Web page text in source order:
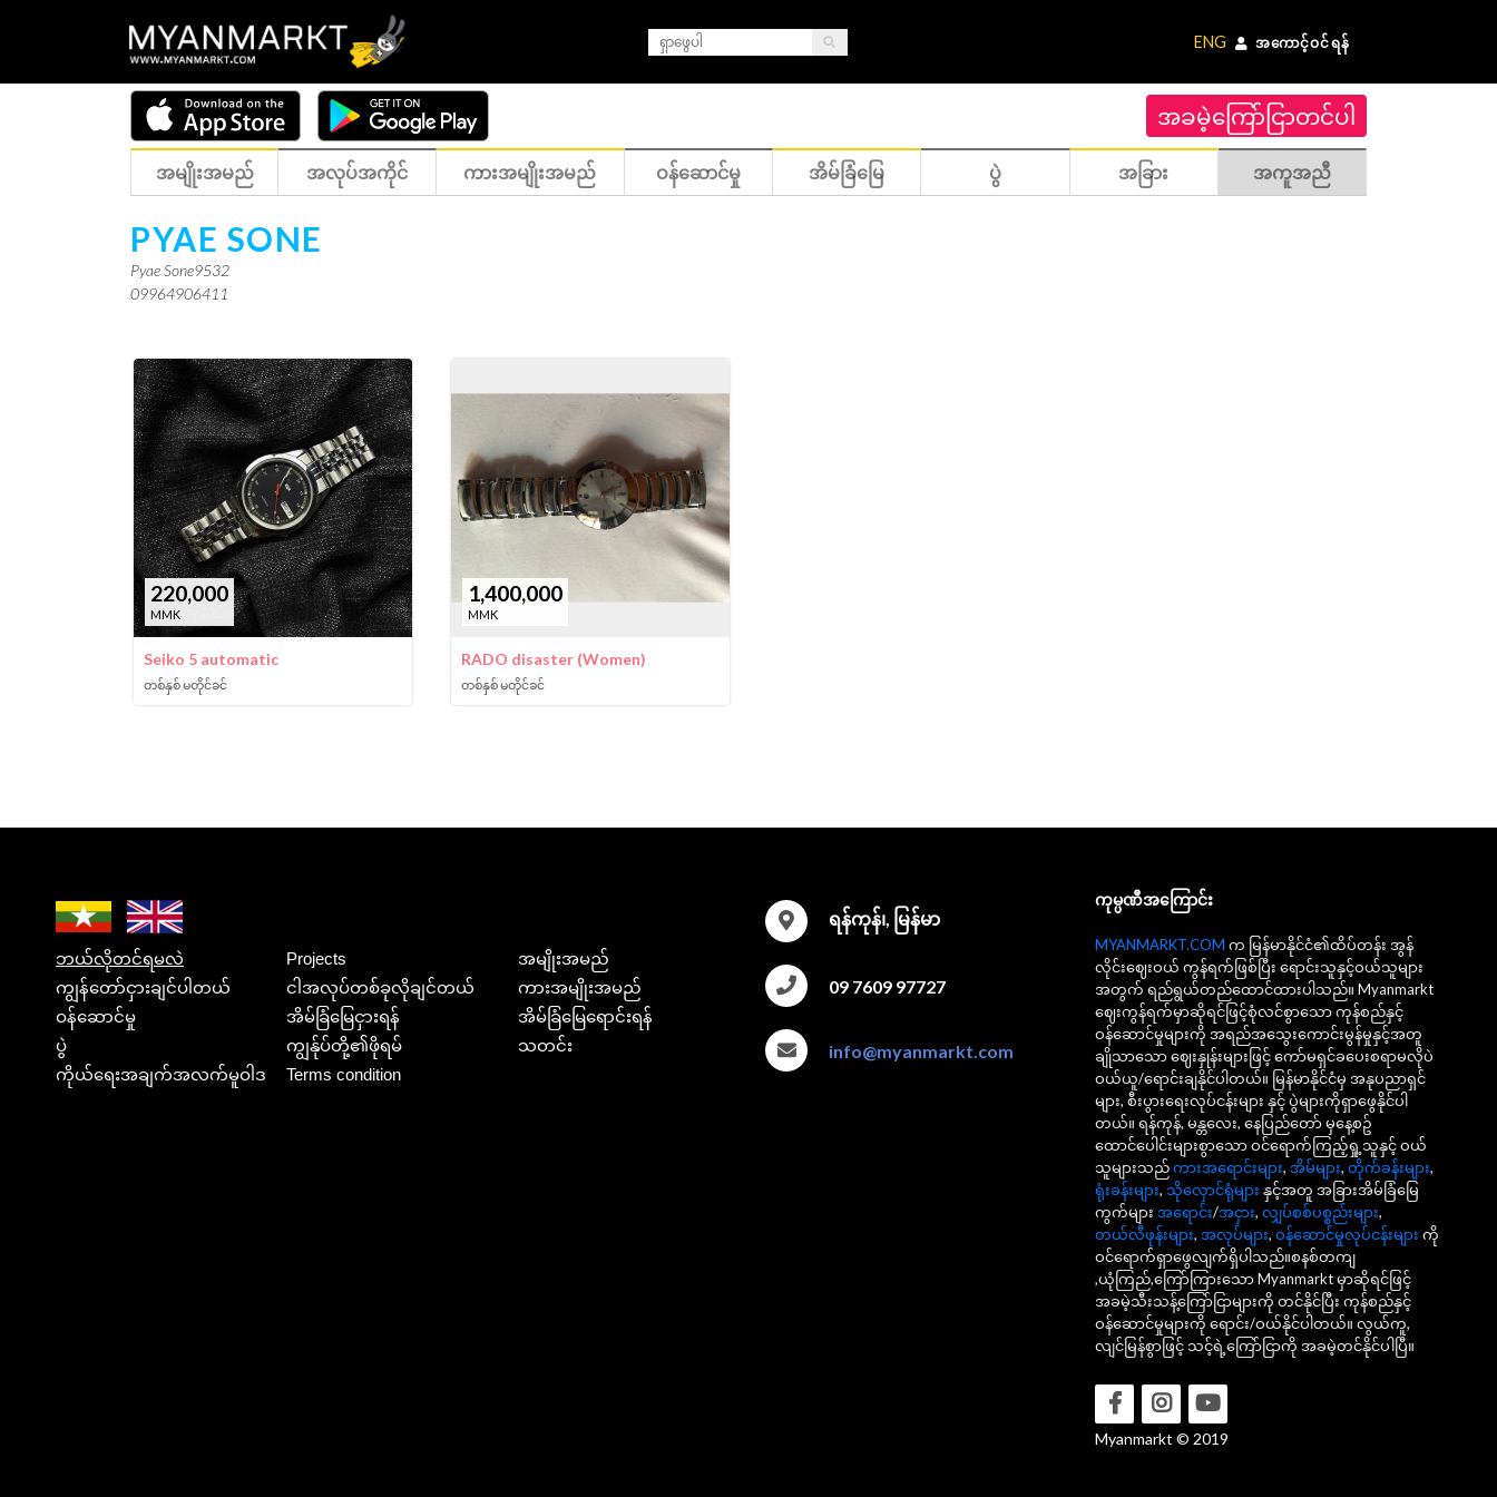
ENG အကောင့်ဝင်ရန်
အခမဲ့ကြော်ငြာတင်ပါ
အမျိုးအမည် အလုပ်အကိုင် ကားအမျိုးအမည် ဝန်ဆောင်မှု အိမ်ခြံမြေ ပွဲ အခြား အကူအညီ
PYAE SONE
Pyae Sone9532
09964906411
220,000
MMK
Seiko 5 automatic
တစ်နှစ် မတိုင်ခင်
1,400,000
MMK
RADO disaster (Women)
တစ်နှစ် မတိုင်ခင်
ဘယ်လိုတင်ရမလဲ Projects
အမျိုးအမည်
ကျွန်တော်ငှားချင်ပါတယ်
ငါအလုပ်တစ်ခုလိုချင်တယ်
ကားအမျိုးအမည်
ဝန်ဆောင်မှု
အိမ်ခြံမြေငှားရန်
အိမ်ခြံမြေရောင်းရန်
ပွဲ
ကျွန်ုပ်တို့၏ဖိုရမ်
သတင်း
ကိုယ်ရေးအချက်အလက်မူဝါဒ
Terms condition
ရန်ကုန်၊, မြန်မာ
09 7609 97727
info@myanmarkt.com
ကုမ္ပဏီအကြောင်း
MYANMARKT.COM က မြန်မာနိုင်ငံ၏ထိပ်တန်း အွန်
လိုင်းဈေးဝယ် ကွန်ရက်ဖြစ်ပြီး ရောင်းသူနှင့်ဝယ်သူများ
အတွက် ရည်ရွယ်တည်ထောင်ထားပါသည်။ Myanmarkt
ဈေးကွန်ရက်မှာဆိုရင်ဖြင့်စုံလင်စွာသော ကုန်စည်နှင့်
ဝန်ဆောင်မှုများကို အရည်အသွေးကောင်းမွန်မှုနှင့်အတူ
ချိုသာသော ဈေးနှုန်းများဖြင့် ကော်မရှင်ခပေးစရာမလိုပဲ
ဝယ်ယူ/ရောင်းချနိုင်ပါတယ်။ မြန်မာနိုင်ငံမှ အနုပညာရှင်
များ, စီးပွားရေးလုပ်ငန်းများ နှင့် ပွဲများကိုရှာဖွေနိုင်ပါ
တယ်။ ရန်ကုန်, မန္တလေး, နေပြည်တော် မှနေ့စဥ်
ထောင်ပေါင်းများစွာသော ဝင်ရောက်ကြည့်ရှု့သူနှင့် ဝယ်
သူများသည်ကားအရောင်းများ, အိမ်များ, တိုက်ခန်းများ,
ရုံးခန်းများ, သိုလှောင်ရုံများ နှင့်အတူ အခြားအိမ်ခြံမြေ
ကွက်များ အရောင်း/အငှား, လျှပ်စစ်ပစ္စည်းများ,
တယ်လီဖုန်းများ, အလုပ်များ, ဝန်ဆောင်မှုလုပ်ငန်းများ ကို
ဝင်ရောက်ရှာဖွေလျက်ရှိပါသည်။စနစ်တကျ
,ယုံကြည်,ကြော်ကြားသော Myanmarkt မှာဆိုရင်ဖြင့်
အခမဲ့သီးသန့်ကြော်ငြာများကို တင်နိုင်ပြီး ကုန်စည်နှင့်
ဝန်ဆောင်မှုများကို ရောင်း/ဝယ်နိုင်ပါတယ်။ လွယ်ကူ,
လျင်မြန်စွာဖြင့် သင့်ရဲ့ကြော်ငြာကို အခမဲ့တင်နိုင်ပါပြီ။
Myanmarkt © 2019